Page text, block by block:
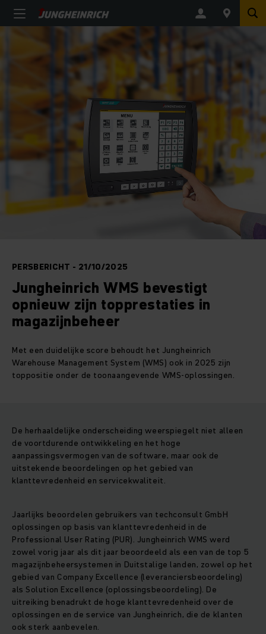
PERSBERICHT - 21/10/2025
Jungheinrich WMS bevestigt
opnieuw zijn topprestaties in
magazijnbeheer
Met een duidelijke score behoudt het Jungheinrich
Warehouse Management System (WMS) ook in 2025 zijn
toppositie onder de toonaangevende WMS-oplossingen.
De herhaaldelijke onderscheiding weerspiegelt niet alleen
de voortdurende ontwikkeling en het hoge
aanpassingsvermogen van de software, maar ook de
uitstekende beoordelingen op het gebied van
klanttevredenheid en servicekwaliteit.
Jaarlijks beoordelen gebruikers van techconsult GmbH
oplossingen op basis van klanttevredenheid in de
Professional User Rating (PUR). Jungheinrich WMS werd
zowel vorig jaar als dit jaar beoordeeld als een van de top 5
magazijnbeheersystemen in Duitstalige landen, zowel op het
gebied van Company Excellence (leveranciersbeoordeling)
als Solution Excellence (oplossingsbeoordeling). De
uitreiking benadrukt de hoge klanttevredenheid over de
oplossingen en de service van Jungheinrich, die de klanten
ook sterk aanbevelen.